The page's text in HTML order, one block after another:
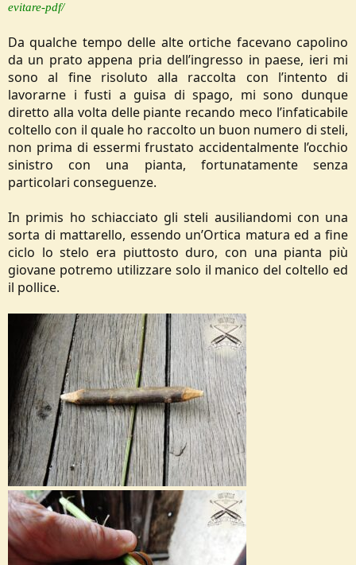
evitare-pdf/
Da qualche tempo delle alte ortiche facevano capolino
da un prato appena pria dell’ingresso in paese, ieri mi
sono al fine risoluto alla raccolta con l’intento di
lavorarne i fusti a guisa di spago, mi sono dunque
diretto alla volta delle piante recando meco l’infaticabile
coltello con il quale ho raccolto un buon numero di steli,
non prima di essermi frustato accidentalmente l’occhio
sinistro con una pianta, fortunatamente senza
particolari conseguenze.
In primis ho schiacciato gli steli ausiliandomi con una
sorta di mattarello, essendo un’Ortica matura ed a fine
ciclo lo stelo era piuttosto duro, con una pianta più
giovane potremo utilizzare solo il manico del coltello ed
il pollice.